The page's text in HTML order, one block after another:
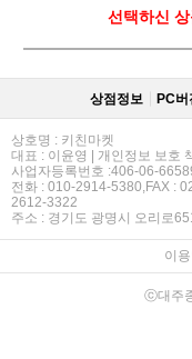
선택하신
상점정보 PC버
상호명 : 키친마켓
대표 : 이윤영 | 개인정보 보호
사업자등록번호 :406-06-
전화 : 010-2914-5380,FAX :
2612-3322
주소 : 경기도 광명시 오리로
이
ⓒ대주